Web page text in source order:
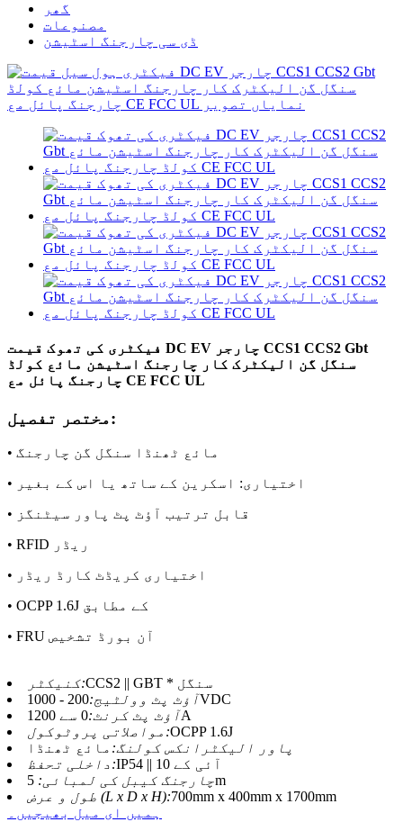
گھر
مصنوعات
ڈی سی چارجنگ اسٹیشن
فیکٹری کی تھوک قیمت DC EV چارجر CCS1 CCS2 Gbt
سنگل گن الیکٹرک کار چارجنگ اسٹیشن مائع کولڈ
چارجنگ پائل مع CE FCC UL
مختصر تفصیل:
• مائع ٹھنڈا سنگل گن چارجنگ
• اختیاری: اسکرین کے ساتھ یا اس کے بغیر
• قابل ترتیب آؤٹ پٹ پاور سیٹنگز
• RFID ریڈر
• اختیاری کریڈٹ کارڈ ریڈر
• OCPP 1.6J کے مطابق
• FRU آن بورڈ تشخیص
کنیکٹر:
CCS2 || GBT * سنگل
آؤٹ پٹ وولٹیج:200 - 1000VDC
آؤٹ پٹ کرنٹ:0 سے 1200A
مواصلاتی پروٹوکول:OCPP 1.6J
پاور الیکٹرانکس کولنگ: مائع ٹھنڈا
داخلی تحفظ:
IP54 || آئی کے 10
چارجنگ کیبل کی لمبائی:5m
طول و عرض (L x D x H):700mm x 400mm x 1700mm
ہمیں ای میل بھیجیں۔